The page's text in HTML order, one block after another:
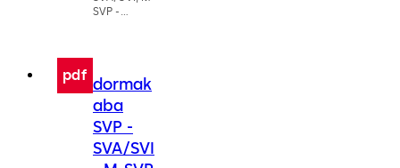
SVP -
verrouillage
automatique
pdf dormak
aba
SVP -
SVA/SVI